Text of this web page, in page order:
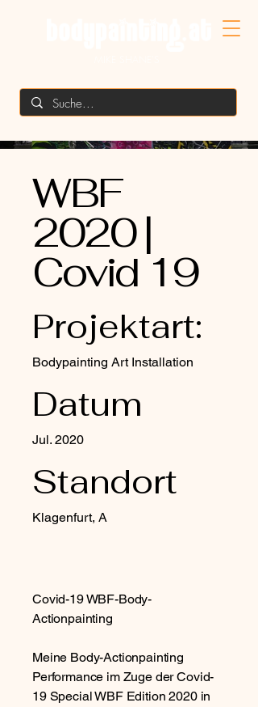
WBF
2020 |
Covid 19
Projektart:
Bodypainting Art Installation
Datum
Jul. 2020
Standort
Klagenfurt, A
Covid-19 WBF-Body-
Actionpainting
Meine Body-Actionpainting
Performance im Zuge der Covid-
19 Special WBF Edition 2020 in